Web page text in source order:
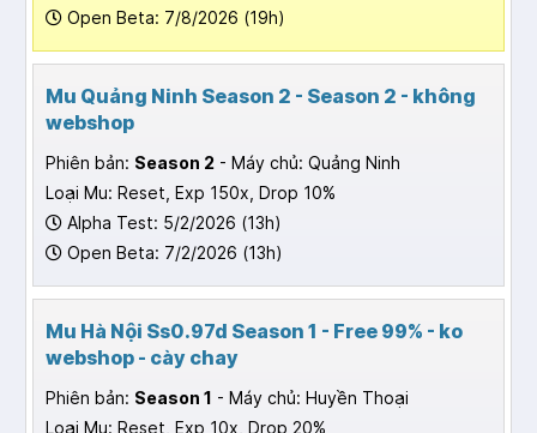
Open Beta: 7/8/2026 (19h)
Mu Quảng Ninh Season 2 - Season 2 - không
webshop
Phiên bản: Season 2 - Máy chủ: Quảng Ninh
Loại Mu: Reset, Exp 150x, Drop 10%
Alpha Test: 5/2/2026 (13h)
Open Beta: 7/2/2026 (13h)
Mu Hà Nội Ss0.97d Season 1 - Free 99% - ko
webshop - cày chay
Phiên bản: Season 1 - Máy chủ: Huyền Thoại
Loại Mu: Reset, Exp 10x, Drop 20%